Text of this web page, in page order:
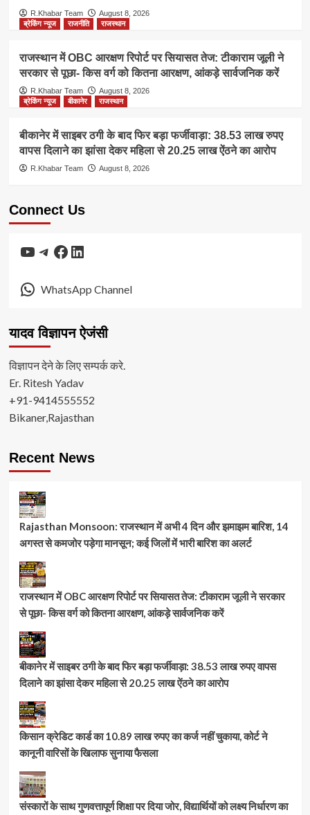
R.Khabar Team
August 8, 2026
ब्रेकिंग न्यूज
राजनीति राजस्थान
राजस्थान में OBC आरक्षण रिपोर्ट पर सियासत तेज: टीकाराम जूली ने
सरकार से पूछा- किस वर्ग को कितना आरक्षण, आंकड़े सार्वजनिक करें
R.Khabar Team
August 8, 2026
ब्रेकिंग न्यूज
बीकानेर राजस्थान
बीकानेर में साइबर ठगी के बाद फिर बड़ा फर्जीवाड़ा: 38.53 लाख रुपए
वापस दिलाने का झांसा देकर महिला से 20.25 लाख ऐंठने का आरोप
R.Khabar Team August 8, 2026
Connect Us
YouTube
Telegram
Facebook
LinkedIn
WhatsApp Channel
यादव विज्ञापन ऐजंसी
विज्ञापन देने के लिए सम्पर्क करे.
Er. Ritesh Yadav
+91-9414555552
Bikaner,Rajasthan
Recent News
Rajasthan Monsoon: राजस्थान में अभी 4 दिन और झमाझम बारिश, 14
अगस्त से कमजोर पड़ेगा मानसून; कई जिलों में भारी बारिश का अलर्ट
राजस्थान में OBC आरक्षण रिपोर्ट पर सियासत तेज: टीकाराम जूली ने सरकार
से पूछा- किस वर्ग को कितना आरक्षण, आंकड़े सार्वजनिक करें
बीकानेर में साइबर ठगी के बाद फिर बड़ा फर्जीवाड़ा: 38.53 लाख रुपए वापस
दिलाने का झांसा देकर महिला से 20.25 लाख ऐंठने का आरोप
किसान क्रेडिट कार्ड का 10.89 लाख रुपए का कर्ज नहीं चुकाया, कोर्ट ने
कानूनी वारिसों के खिलाफ सुनाया फैसला
संस्कारों के साथ गुणवत्तापूर्ण शिक्षा पर दिया जोर, विद्यार्थियों को लक्ष्य निर्धारण का